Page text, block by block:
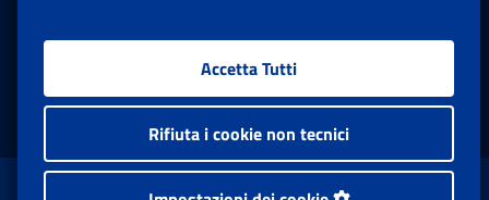
Facebook: Apre una nuova finestra
Twitter: Apre una nuova finestra
Whatsapp: Apre una nuova
Youtube: Apre una
Instagram:
Accetta Tutti
Rifiuta i cookie non tecnici